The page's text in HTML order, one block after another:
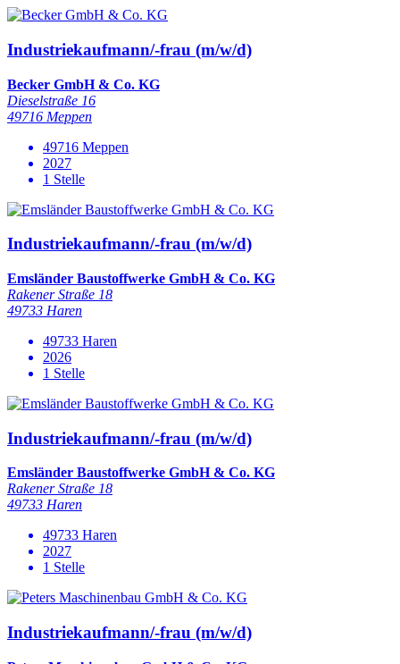
Industriekaufmann/-frau (m/w/d)
Becker GmbH & Co. KG
Dieselstraße 16
49716 Meppen
49716 Meppen
2027
1 Stelle
Industriekaufmann/-frau (m/w/d)
Emsländer Baustoffwerke GmbH & Co. KG
Rakener Straße 18
49733 Haren
49733 Haren
2026
1 Stelle
Industriekaufmann/-frau (m/w/d)
Emsländer Baustoffwerke GmbH & Co. KG
Rakener Straße 18
49733 Haren
49733 Haren
2027
1 Stelle
Industriekaufmann/-frau (m/w/d)